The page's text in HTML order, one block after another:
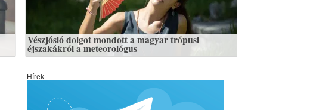
Vészjósló dolgot mondott a magyar trópusi
éjszakákról a meteorológus
Hírek